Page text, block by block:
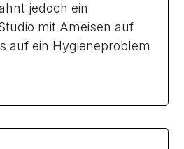
jedoch ein
mit Ameisen auf
auf ein Hygieneproblem